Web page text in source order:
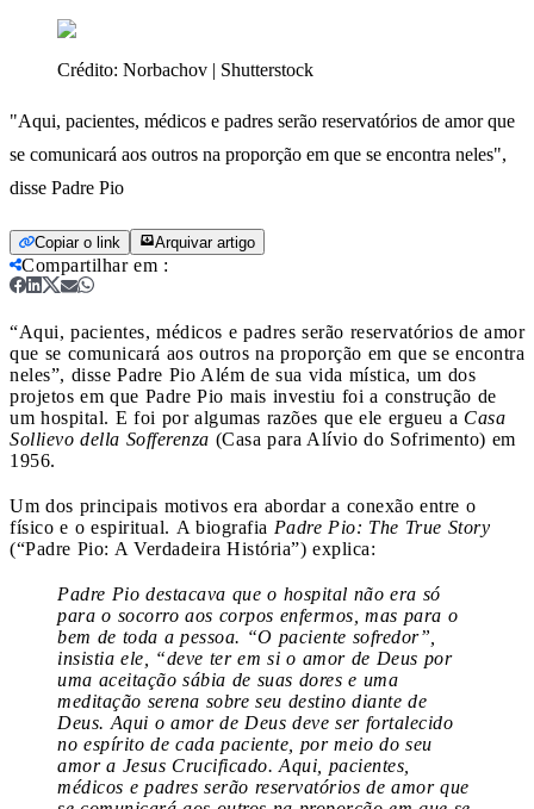
Crédito: Norbachov | Shutterstock
"Aqui, pacientes, médicos e padres serão reservatórios de amor que
se comunicará aos outros na proporção em que se encontra neles",
disse Padre Pio
Copiar o link Arquivar artigo
Compartilhar em :
“Aqui, pacientes, médicos e padres serão reservatórios de amor
que se comunicará aos outros na proporção em que se encontra
neles”, disse Padre Pio Além de sua vida mística, um dos
projetos em que Padre Pio mais investiu foi a construção de
um hospital. E foi por algumas razões que ele ergueu a Casa
Sollievo della Sofferenza (Casa para Alívio do Sofrimento) em
1956.
Um dos principais motivos era abordar a conexão entre o
físico e o espiritual. A biografia Padre Pio: The True Story
(“Padre Pio: A Verdadeira História”) explica:
Padre Pio destacava que o hospital não era só
para o socorro aos corpos enfermos, mas para o
bem de toda a pessoa. “O paciente sofredor”,
insistia ele, “deve ter em si o amor de Deus por
uma aceitação sábia de suas dores e uma
meditação serena sobre seu destino diante de
Deus. Aqui o amor de Deus deve ser fortalecido
no espírito de cada paciente, por meio do seu
amor a Jesus Crucificado. Aqui, pacientes,
médicos e padres serão reservatórios de amor que